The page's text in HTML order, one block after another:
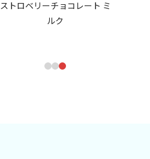
ストロベリーチョコレート ミ
ルク